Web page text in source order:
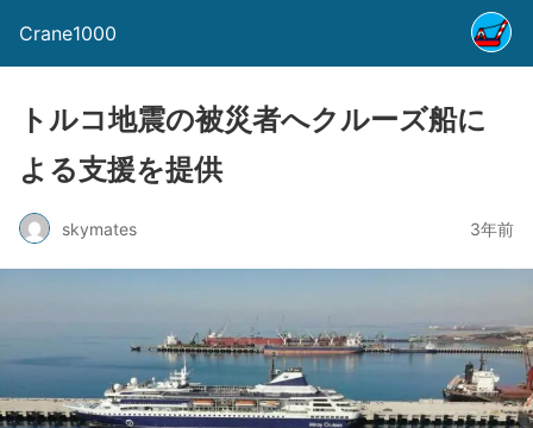
Crane1000
トルコ地震の被災者へクルーズ船に
よる支援を提供
skymates 3年前